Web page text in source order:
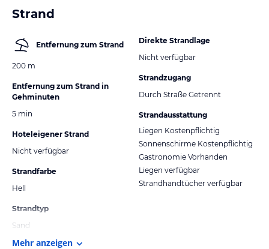
Strand
Entfernung zum Strand
200 m
Entfernung zum Strand in
Gehminuten
5 min
Hoteleigener Strand
Nicht verfügbar
Strandfarbe
Hell
Strandtyp
Sand
Direkte Strandlage
Nicht verfügbar
Strandzugang
Durch Straße Getrennt
Strandausstattung
Liegen Kostenpflichtig
Sonnenschirme Kostenpflichtig
Gastronomie Vorhanden
Liegen verfügbar
Strandhandtücher verfügbar
Mehr anzeigen